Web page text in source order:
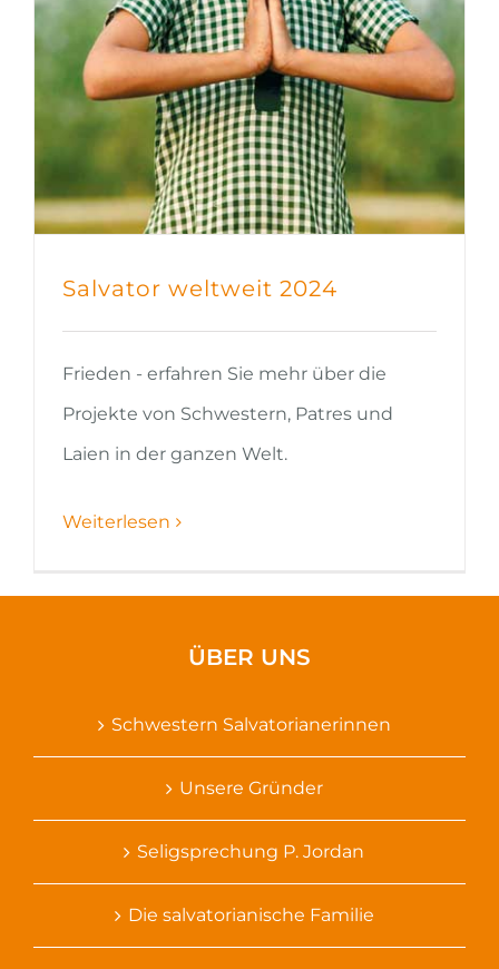
Salvator weltweit 2024
Frieden - erfahren Sie mehr über die
Projekte von Schwestern, Patres und
Laien in der ganzen Welt.
Weiterlesen
ÜBER UNS
Schwestern Salvatorianerinnen
Unsere Gründer
Seligsprechung P. Jordan
Die salvatorianische Familie